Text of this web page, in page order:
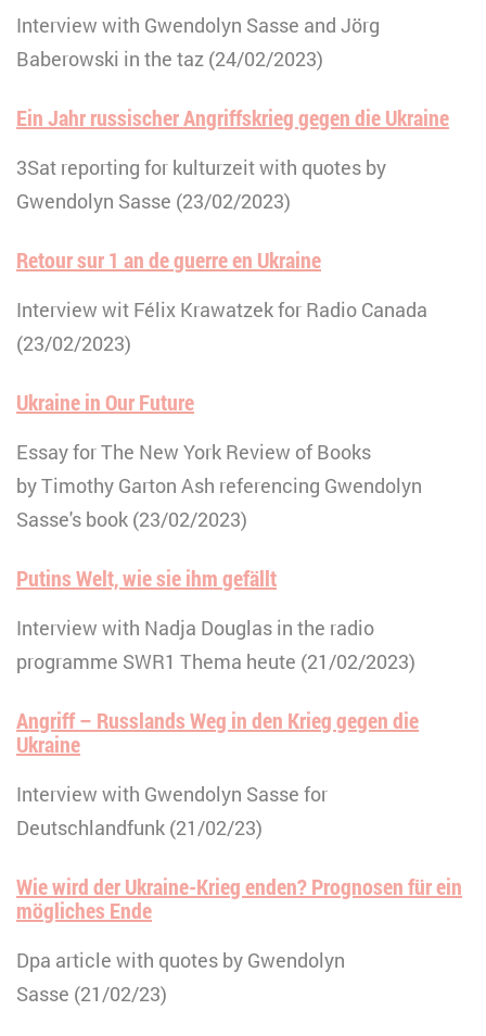
Interview with Gwendolyn Sasse and Jörg
Baberowski in the taz (24/02/2023)
Ein Jahr russischer Angriffskrieg gegen die Ukraine
3Sat reporting for kulturzeit with quotes by
Gwendolyn Sasse (23/02/2023)
Retour sur 1 an de guerre en Ukraine
Interview wit Félix Krawatzek for Radio Canada
(23/02/2023)
Ukraine in Our Future
Essay for The New York Review of Books
by Timothy Garton Ash referencing Gwendolyn
Sasse's book (23/02/2023)
Putins Welt, wie sie ihm gefällt
Interview with Nadja Douglas in the radio
programme SWR1 Thema heute (21/02/2023)
Angriff – Russlands Weg in den Krieg gegen die
Ukraine
Interview with Gwendolyn Sasse for
Deutschlandfunk (21/02/23)
Wie wird der Ukraine-Krieg enden? Prognosen für ein
mögliches Ende
Dpa article with quotes by Gwendolyn
Sasse (21/02/23)